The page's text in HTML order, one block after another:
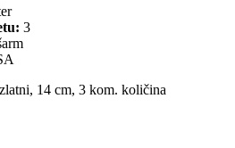
3
14 cm, 3 kom. količina